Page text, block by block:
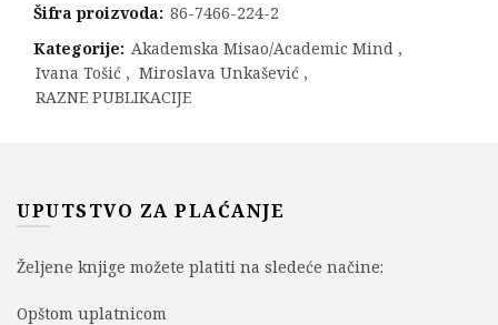
Šifra proizvoda: 86-7466-224-2
Kategorije: Akademska Misao/Academic Mind ,
Ivana Tošić , Miroslava Unkašević ,
RAZNE PUBLIKACIJE
UPUTSTVO ZA PLAĆANJE
Željene knjige možete platiti na sledeće načine:
Opštom uplatnicom